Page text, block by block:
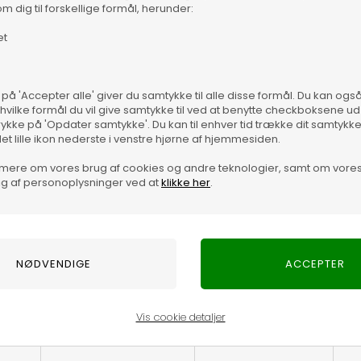
dig til forskellige formål, herunder:
'Accepter alle' giver du samtykke til alle disse formål. Du kan
formål du vil give samtykke til ved at benytte checkboksene
på 'Opdater samtykke'. Du kan til enhver tid trække dit
lille ikon nederste i venstre hjørne af hjemmesiden.
om vores brug af cookies og andre teknologier, samt om
af personoplysninger ved atklikke her.
Vis cookie detaljer
af VIPP spandene, og er ideel til brug i køkkenet,
inderspand på 14 liter, samt et låg der sikrer en
låg lukker i en rolig bevægelse. Pedalspanden har en
og er ideel til brug i køkkenet, badeværelset eller kontoret.
samt et låg der sikrer en lufttæt tillukning. Der er en
Pedalspanden har en gummiring i bunden, som